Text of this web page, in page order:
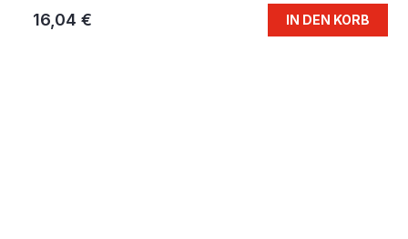
16,04 € IN DEN KORB